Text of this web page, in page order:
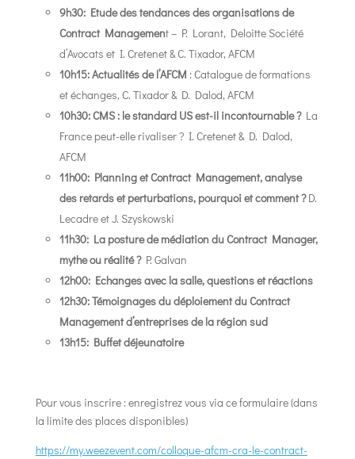
9h30: Etude des tendances des organisations de
Contract Management – P. Lorant, Deloitte Société
d’Avocats et I. Cretenet & C. Tixador, AFCM
10h15: Actualités de l’AFCM : Catalogue de formations
et échanges, C. Tixador & D. Dalod, AFCM
10h30: CMS : le standard US est-il incontournable ?La
France peut-elle rivaliser ? I. Cretenet & D. Dalod,
AFCM
11h00: Planning et Contract Management, analyse
des retards et perturbations, pourquoi et comment ?D.
Lecadre et J. Szyskowski
11h30: La posture de médiation du Contract Manager,
mythe ou réalité ?P. Galvan
12h00: Echanges avec la salle, questions et réactions
12h30: Témoignages du déploiement du Contract
Management d’entreprises de la région sud
13h15: Buffet déjeunatoire
Pour vous inscrire : enregistrez vous via ce formulaire (dans
la limite des places disponibles)
https://my.weezevent.com/colloque-afcm-cra-le-contract-